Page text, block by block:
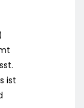
ist